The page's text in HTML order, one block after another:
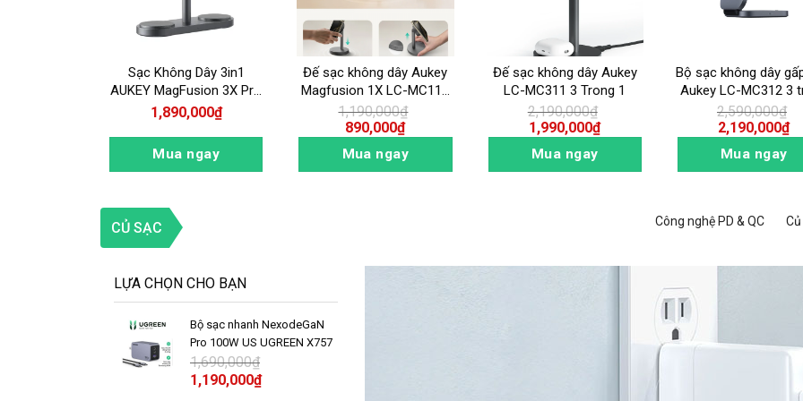
Sạc Không Dây 3in1
AUKEY MagFusion 3X Pro
LC-MC315 Qi2 25W Active
1,890,000₫
Mua ngay
Đế sạc không dây Aukey
Magfusion 1X LC-MC111
Qi2.2 25W
1,190,000₫
890,000₫
Mua ngay
Đế sạc không dây Aukey
LC-MC311 3 Trong 1
2,190,000₫
1,990,000₫
Mua ngay
Bộ sạc không dây
Aukey LC-MC312 3
1 chuẩn QI2
2,590,000₫
2,190,000₫
Mua ngay
CỦ SẠC Công nghệ PD & QC
LỰA CHỌN CHO BẠN
Bộ sạc nhanh NexodeGaN
Pro 100W US UGREEN X757
25873
1,690,000₫
1,190,000₫